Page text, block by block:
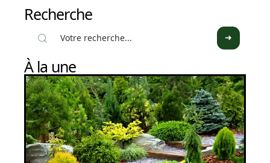
Recherche
À la une